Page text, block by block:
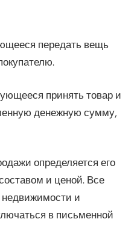
передать вещь
принять товар и
денежную сумму,
определяется его
и ценой. Все
и
в письменной